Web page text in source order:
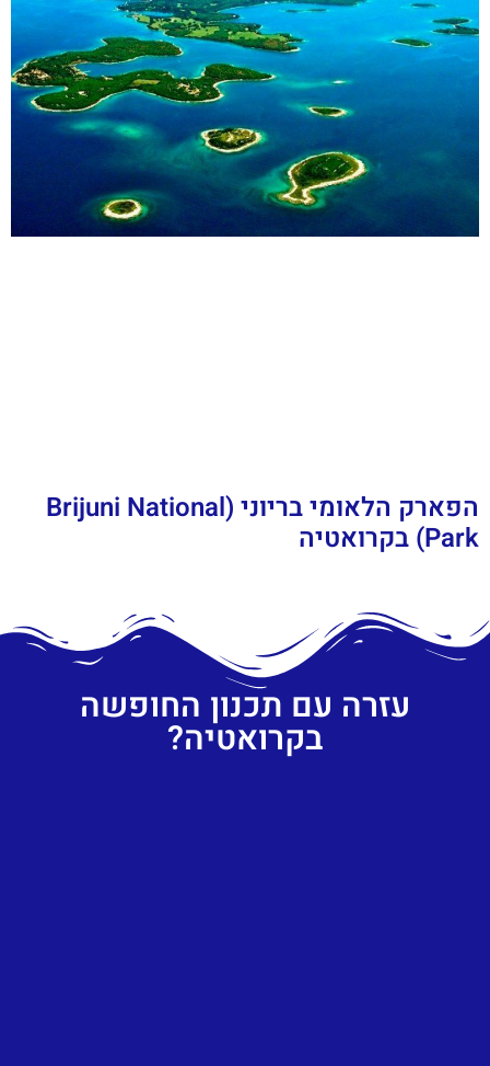
הפארק הלאומי בריוני (Brijuni National
Park) בקרואטיה
עזרה עם תכנון החופשה
בקרואטיה?